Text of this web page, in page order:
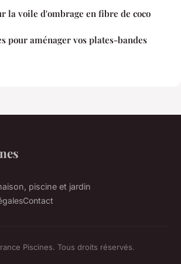
la voile d'ombrage en fibre de coco
pour aménager vos plates-bandes
piscine et jardin
Contact
Piscines. Tous droits réservés.